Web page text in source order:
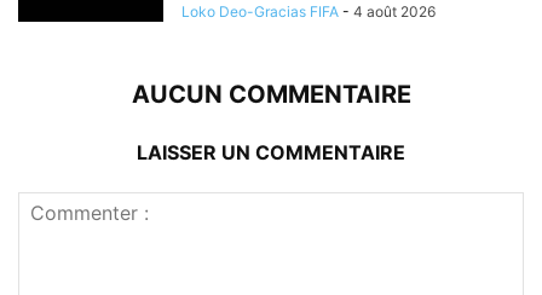
Loko Deo-Gracias FIFA - 4 août 2026
AUCUN COMMENTAIRE
LAISSER UN COMMENTAIRE